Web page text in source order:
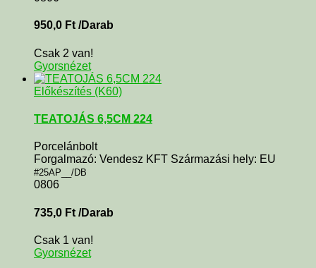
950,0 Ft /Darab
Csak 2 van!
Gyorsnézet
Előkészítés (K60)
TEATOJÁS 6,5CM 224
Porcelánbolt
Forgalmazó: Vendesz KFT Származási hely: EU
#25AP__/DB
0806
735,0 Ft /Darab
Csak 1 van!
Gyorsnézet